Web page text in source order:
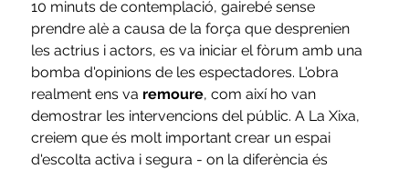
10 minuts de contemplació, gairebé sense
prendre alè a causa de la força que desprenien
les actrius i actors, es va iniciar el fòrum amb una
bomba d'opinions de les espectadores. L'obra
realment ens va remoure, com així ho van
demostrar les intervencions del públic. A La Xixa,
creiem que és molt important crear un espai
d'escolta activa i segura - on la diferència és